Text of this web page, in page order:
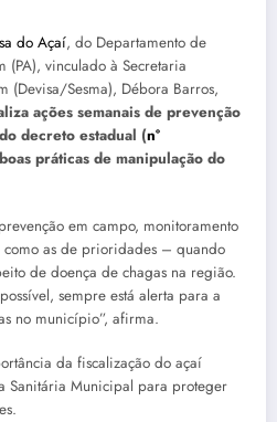
do Açaí, do Departamento de
vinculado à Secretaria
(Devisa/Sesma), Débora Barros,
ações semanais de prevenção
decreto estadual (n°
práticas de manipulação do
em campo, monitoramento
as de prioridades – quando
de doença de chagas na região.
sempre está alerta para a
no município”, afirma.
da fiscalização do açaí
Sanitária Municipal para proteger